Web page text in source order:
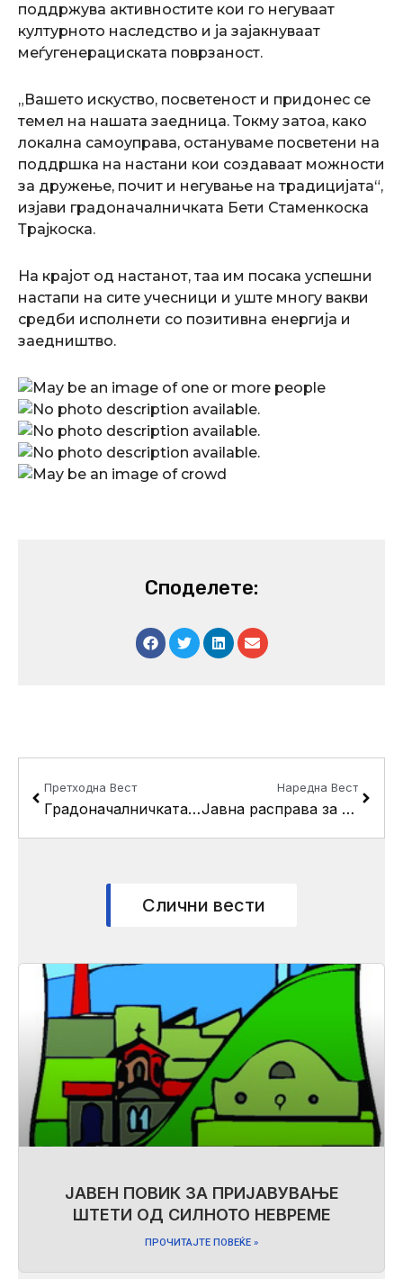
поддржува активностите кои го негуваат
културното наследство и ја зајакнуваат
меѓугенерациската поврзаност.
„Вашето искуство, посветеност и придонес се
темел на нашата заедница. Токму затоа, како
локална самоуправа, остануваме посветени на
поддршка на настани кои создаваат можности
за дружење, почит и негување на традицијата“,
изјави градоначалничката Бети Стаменкоска
Трајкоска.
На крајот од настанот, таа им посака успешни
настапи на сите учесници и уште многу вакви
средби исполнети со позитивна енергија и
заедништво.
Споделете:
Претходна Вест
Градоначалничката на Кисела Вода ги пречека суперлигашките од ЖОК Фламинго
Наредна Вест
Јавна расправа за обнова на барање А-Интегрирана еколошка дозвола
Слични вести
ЈАВЕН ПОВИК ЗА ПРИЈАВУВАЊЕ
ШТЕТИ ОД СИЛНОТО НЕВРЕМЕ
ПРОЧИТАЈТЕ ПОВЕЌЕ »